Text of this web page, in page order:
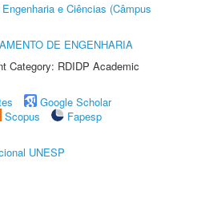
e Ciências (Câmpus
DE ENGENHARIA
Category: RDIDP Academic
Google Scholar
Scopus
Fapesp
UNESP